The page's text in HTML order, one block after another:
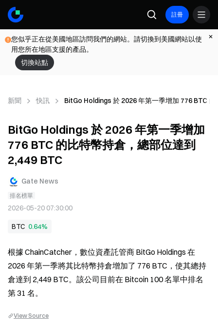
註冊
您似乎正在從美國地區訪問我們的網站。請切換到美國網站以使
用您所在地區支援的產品。
切換站點
新聞 快訊 BitGo Holdings 於 2026 年第一季增加 776 BTC
BitGo Holdings 於 2026 年第一季增加
776 BTC 的比特幣持倉，總部位達到
2,449 BTC
Gate News
排名榜單
2026-05-20 07:30:00
BTC 0.64%
根據 ChainCatcher，數位資產託管商 BitGo Holdings 在
2026 年第一季將其比特幣持倉增加了 776 BTC，使其總持
倉達到 2,449 BTC。該公司目前在 Bitcoin 100 名單中排名
第 31 名。
View Source